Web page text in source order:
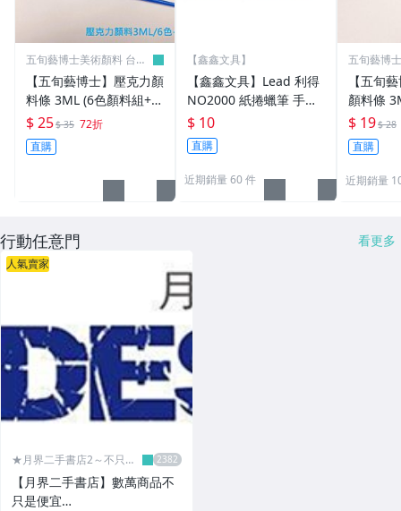
五旬藝博士美術顏料 台灣
【五旬藝博士】壓克力顏
料條 3ML (6色顏料組+小
黑筆) 套裝組 歡迎大量訂
購
$ 25$ 35 72折
直購
【鑫鑫文具】
【鑫鑫文具】Lead 利得
NO2000 紙捲蠟筆 手撕
蠟筆
$ 10
直購
近期銷量 60 件
五旬藝博
【五旬
顏料條
一條 歡
$ 19$ 28
直購
近期銷量
行動任意門 看更多
人氣賣家
★月界二手書店2～不只是
【月界二手書店】數萬商品不
只是便宜…